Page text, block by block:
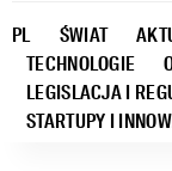
PL ŚWIAT
TECHNOLOGIE
LEGISLACJA I
STARTUPY I